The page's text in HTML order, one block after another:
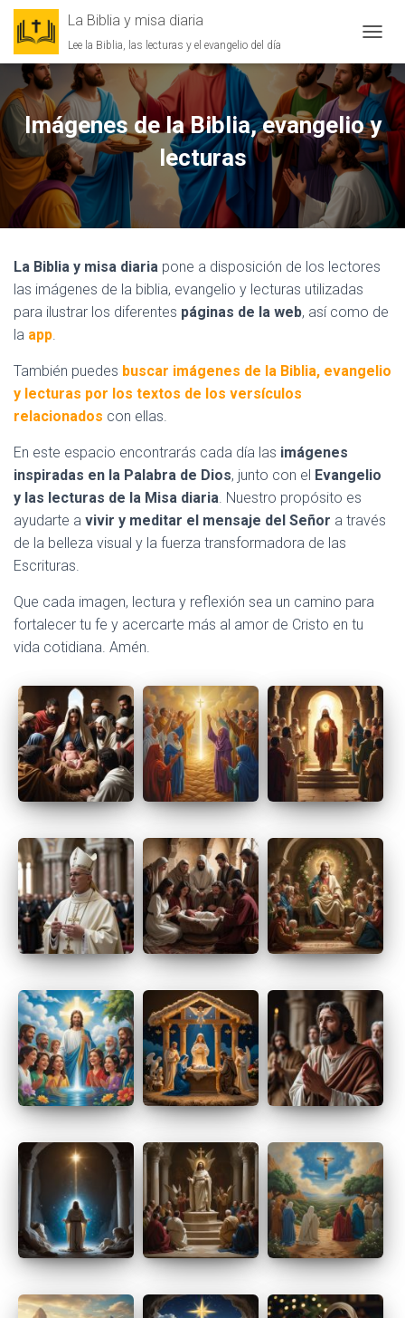
La Biblia y misa diaria
Lee la Biblia, las lecturas y el evangelio del día
Imágenes de la Biblia, evangelio y
lecturas
La Biblia y misa diaria pone a disposición de los lectores
las imágenes de la biblia, evangelio y lecturas utilizadas
para ilustrar los diferentes páginas de la web, así como de
la app.
También puedes buscar imágenes de la Biblia, evangelio
y lecturas por los textos de los versículos
relacionados con ellas.
En este espacio encontrarás cada día las imágenes
inspiradas en la Palabra de Dios, junto con el Evangelio
y las lecturas de la Misa diaria. Nuestro propósito es
ayudarte a vivir y meditar el mensaje del Señor a través
de la belleza visual y la fuerza transformadora de las
Escrituras.
Que cada imagen, lectura y reflexión sea un camino para
fortalecer tu fe y acercarte más al amor de Cristo en tu
vida cotidiana. Amén.